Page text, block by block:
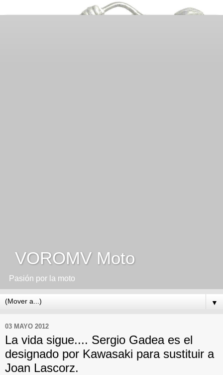
VOROMV Moto
Pasión por la moto
▼
03 MAYO 2012
La vida sigue.... Sergio Gadea es el
designado por Kawasaki para sustituir a
Joan Lascorz.